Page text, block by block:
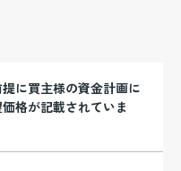
に買主様の資金計画に
格が記載されていま